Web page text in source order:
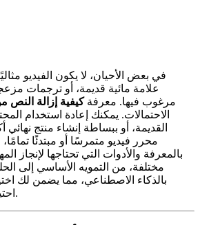
في بعض الأحيان، لا يكون الفيديو
علامة مائية قديمة، أو ترجمات
مرغوب فيها. معرفةكيفية إزالة النص
الاحتمالات. يمكنك إعادة استخدام
القديمة، أو ببساطة إنشاء منتج
محرر فيديو متمرسًا أو مبتدئًا
بالمعرفة والأدوات التي تحتاجها
مختلفة، من التمويه الأساسي إلى
بالذكاء الاصطناعي، مما يضمن لك
احتياجاتك ومستوى مهارتك.